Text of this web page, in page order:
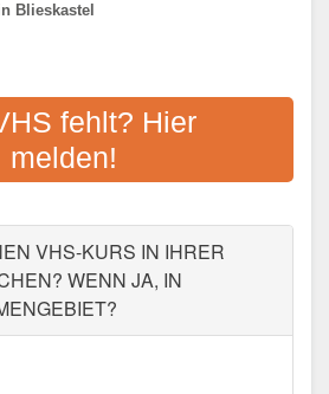
Blieskastel
KREIS
Schloß 11, 66440 Blieskastel
Aktualisiert: August 2021
fehlt? Hier
melden!
VHS-KURS IN IHRER
WENN JA, IN